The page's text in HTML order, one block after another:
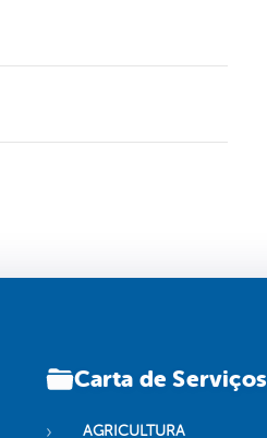
Carta de Serviços
AGRICULTURA